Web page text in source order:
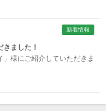
）
新着情報
きました！
様にご紹介していただきま